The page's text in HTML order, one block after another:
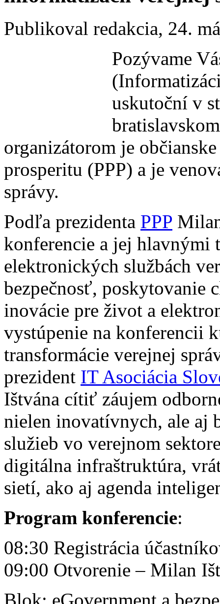
Publikoval redakcia, 24.
Pozývame
uskutoční v
organizátorom je
prosperitu (PPP) a je
správy.
Podľa prezidenta PPP
konferencie a jej hlavnými
elektronických službách
bezpečnosť, poskytovanie
inovácie pre život a
vystúpenie na konferencii
transformácie verejnej
prezident IT Asociácia
Ištvána cítiť záujem
nielen inovatívnych, ale aj
služieb vo verejnom
digitálna infraštruktúra,
sietí, ako aj agenda
Program konferencie:
08:30 Registrácia
09:00 Otvorenie – Milan
Blok: eGovernment a